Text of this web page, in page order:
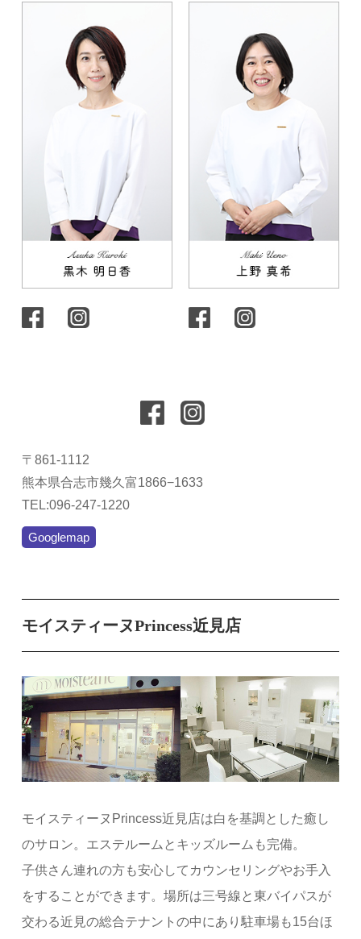
〒861-1112
熊本県合志市幾久富1866−1633
TEL:096-247-1220
Googlemap
モイスティーヌPrincess近見店
モイスティーヌPrincess近見店は白を基調とした癒し
のサロン。エステルームとキッズルームも完備。
子供さん連れの方も安心してカウンセリングやお手入
をすることができます。場所は三号線と東バイパスが
交わる近見の総合テナントの中にあり駐車場も15台ほ